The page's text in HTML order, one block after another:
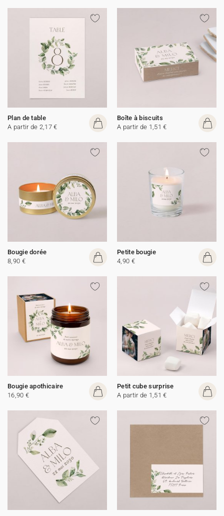
Plan de table
A partir de 2,17 €
Boîte à biscuits
A partir de 1,51 €
Bougie dorée
8,90 €
Petite bougie
4,90 €
Bougie apothicaire
16,90 €
Petit cube surprise
A partir de 1,51 €